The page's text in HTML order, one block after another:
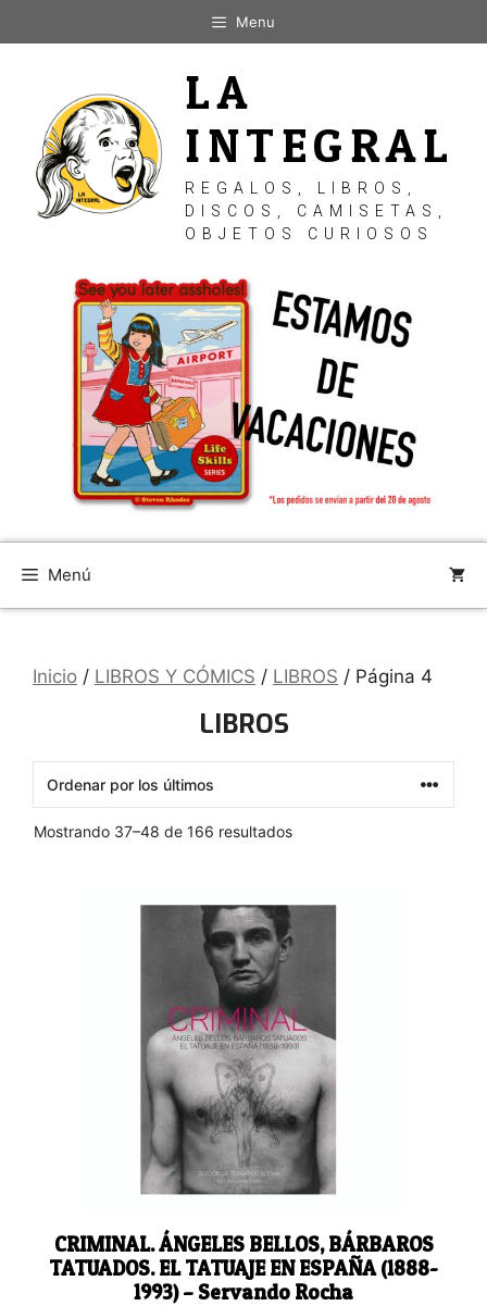
al
Menu
LA
INTEGRAL
REGALOS, LIBROS,
DISCOS, CAMISETAS,
OBJETOS CURIOSOS
Menú
Inicio / LIBROS Y CÓMICS / LIBROS / Página 4
LIBROS
Mostrando 37–48 de 166 resultadosOrdenado
CRIMINAL. ÁNGELES BELLOS, BÁRBAROS
TATUADOS. EL TATUAJE EN ESPAÑA (1888-
1993) – Servando Rocha